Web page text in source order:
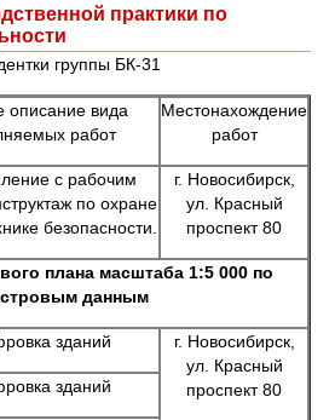
практики по
группы БК-31
описание вида
работ
Местонахождение
работ
с рабочим
по охране
безопасности.
г. Новосибирск,
ул. Красный
проспект 80
плана масштаба 1:5 000 по
данным
зданий
г. Новосибирск,
ул. Красный
проспект 80
зданий